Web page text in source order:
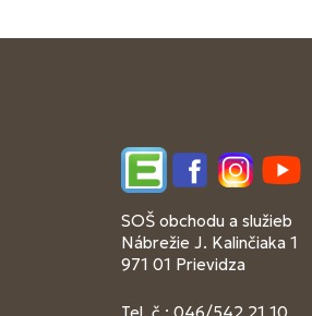
EdupageFacebookInstagramYouTube
SOŠ obchodu a služieb
Nábrežie J. Kalinčiaka 1
971 01 Prievidza